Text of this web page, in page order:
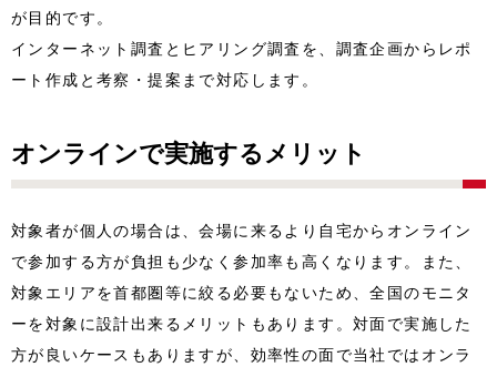
が目的です。
インターネット調査とヒアリング調査を、調査企画からレポ
ート作成と考察・提案まで対応します。
オンラインで実施するメリット
対象者が個人の場合は、会場に来るより自宅からオンライン
で参加する方が負担も少なく参加率も高くなります。また、
対象エリアを首都圏等に絞る必要もないため、全国のモニタ
ーを対象に設計出来るメリットもあります。対面で実施した
方が良いケースもありますが、効率性の面で当社ではオンラ